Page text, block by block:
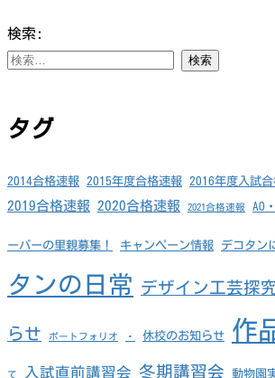
検索:
タグ
2014合格速報 2015年度合格速報 2016年度入試
2019合格速報 2020合格速報 2021合格速報 AO
ーパーの里親募集！ キャンペーン情報 デコタン
タンの日常
デザイン工芸探
らせ ポートフォリオ ・ 休校のお知らせ 作
て 入試直前講習会 冬期講習会 動物園